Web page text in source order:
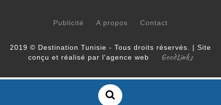
Publicité A propos Contact
2019 © Destination Tunisie - Tous droits réservés. | Site
conçu et réalisé par l'agence web
GoodLinks